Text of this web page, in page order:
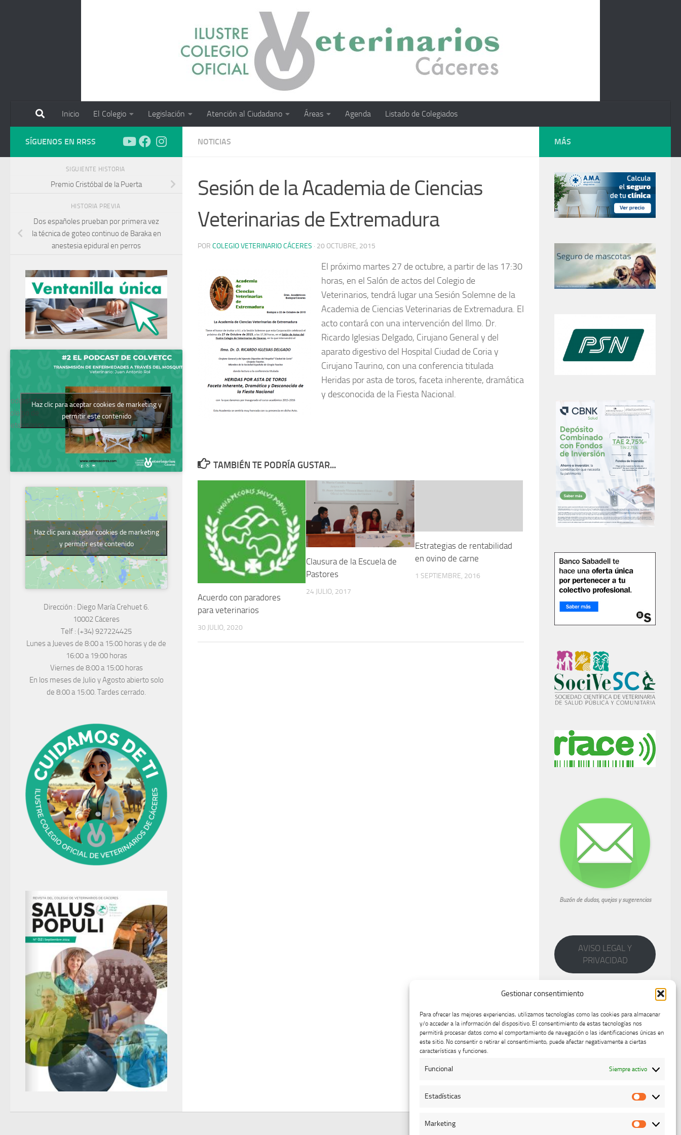
Gestionar consentimiento
Para ofrecer las mejores experiencias, utilizamos tecnologías como las cookies para almacenar
y/o acceder a la información del dispositivo. El consentimiento de estas tecnologías nos
permitirá procesar datos como el comportamiento de navegación o las identificaciones únicas en
este sitio. No consentir o retirar el consentimiento, puede afectar negativamente a ciertas
características y funciones.
Funcional Siempre activo
Estadísticas
Marketing
Marketing
Inicio El Colegio Legislación Atención al Ciudadano Áreas Agenda Listado de Colegiados
NOTICIAS
Sesión de la Academia de Ciencias
Veterinarias de Extremadura
POR COLEGIO VETERINARIO CÁCERES · 20 OCTUBRE, 2015
El próximo martes 27 de octubre, a partir de las 17:30
horas, en el Salón de actos del Colegio de
Veterinarios, tendrá lugar una Sesión Solemne de la
Academia de Ciencias Veterinarias de Extremadura. El
acto contará con una intervención del Ilmo. Dr.
Ricardo Iglesias Delgado, Cirujano General y del
aparato digestivo del Hospital Ciudad de Coria y
Cirujano Taurino, con una conferencia titulada
Heridas por asta de toros, faceta inherente, dramática
y desconocida de la Fiesta Nacional.
TAMBIÉN TE PODRÍA GUSTAR...
Acuerdo con paradores
para veterinarios
30 JULIO, 2020
Clausura de la Escuela de
Pastores
24 JULIO, 2017
Estrategias de rentabilidad
en ovino de carne
1 SEPTIEMBRE, 2016
SÍGUENOS EN RRSS
SIGUIENTE HISTORIA
Premio Cristóbal de la Puerta
HISTORIA PREVIA
Dos españoles prueban por primera vez
la técnica de goteo continuo de Baraka en
anestesia epidural en perros
Podcast del
Colegio de
Veterinarios
Haz clic para aceptar cookies de marketing y
permitir este contenido
Haz clic para aceptar cookies de marketing
y permitir este contenido
Dirección : Diego María Crehuet 6.
10002 Cáceres
Telf : (+34) 927224425
Lunes a Jueves de 8:00 a 15:00 horas y de de
16:00 a 19:00 horas
Viernes de 8:00 a 15:00 horas
En los meses de Julio y Agosto abierto solo
de 8:00 a 15:00. Tardes cerrado.
MÁS
Buzón de dudas, quejas y sugerencias
AVISO LEGAL Y
PRIVACIDAD